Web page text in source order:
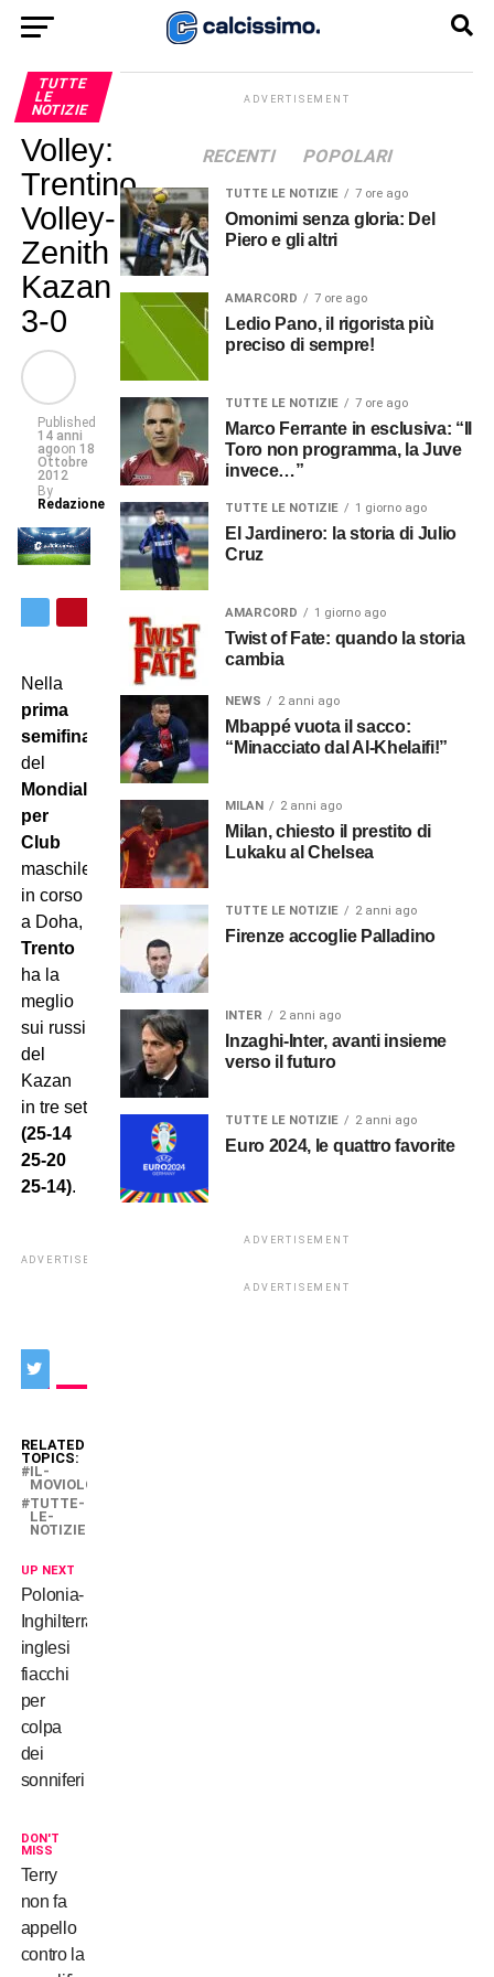
TUTTE
LE
NOTIZIE
Volley:
Trentino
Volley-
Zenith
Kazan
3-0
Published
14 anni
agoon 18
Ottobre
2012
By
Redazione
Nella
prima
semifinale
del
Mondiale
per
Club
maschile
in corso
a Doha,
Trento
ha la
meglio
sui russi
del
Kazan
in tre set
(25-14
25-20
25-14).
ADVERTISEMENT
RELATED
TOPICS:
IL-
MOVIOLONE
TUTTE-
LE-
NOTIZIE
UP NEXT
Polonia-
Inghilterra:
inglesi
fiacchi
per
colpa
dei
sonniferi
DON'T
MISS
Terry
non fa
appello
contro la
ADVERTISEMENT
RECENTI POPOLARI
TUTTE LE NOTIZIE 7 ore ago
Omonimi senza gloria: Del
Piero e gli altri
AMARCORD 7 ore ago
Ledio Pano, il rigorista più
preciso di sempre!
TUTTE LE NOTIZIE 7 ore ago
Marco Ferrante in esclusiva: “Il
Toro non programma, la Juve
invece…”
TUTTE LE NOTIZIE 1 giorno ago
El Jardinero: la storia di Julio
Cruz
AMARCORD 1 giorno ago
Twist of Fate: quando la storia
cambia
NEWS 2 anni ago
Mbappé vuota il sacco:
“Minacciato dal Al-Khelaifi!”
MILAN 2 anni ago
Milan, chiesto il prestito di
Lukaku al Chelsea
TUTTE LE NOTIZIE 2 anni ago
Firenze accoglie Palladino
INTER 2 anni ago
Inzaghi-Inter, avanti insieme
verso il futuro
TUTTE LE NOTIZIE 2 anni ago
Euro 2024, le quattro favorite
ADVERTISEMENT
ADVERTISEMENT